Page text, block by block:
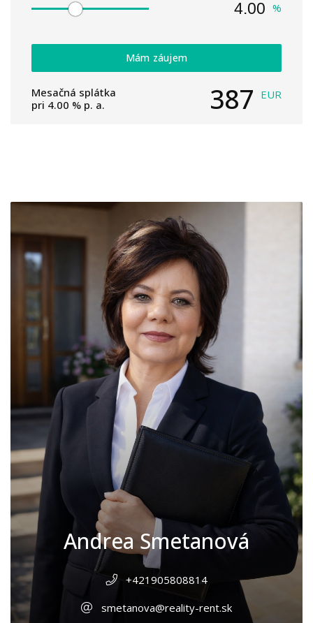
%
Mám záujem
Mesačná splátka
pri 4.00 % p. a. 387 EUR
Andrea Smetanová
+421905808814
smetanova@reality-rent.sk